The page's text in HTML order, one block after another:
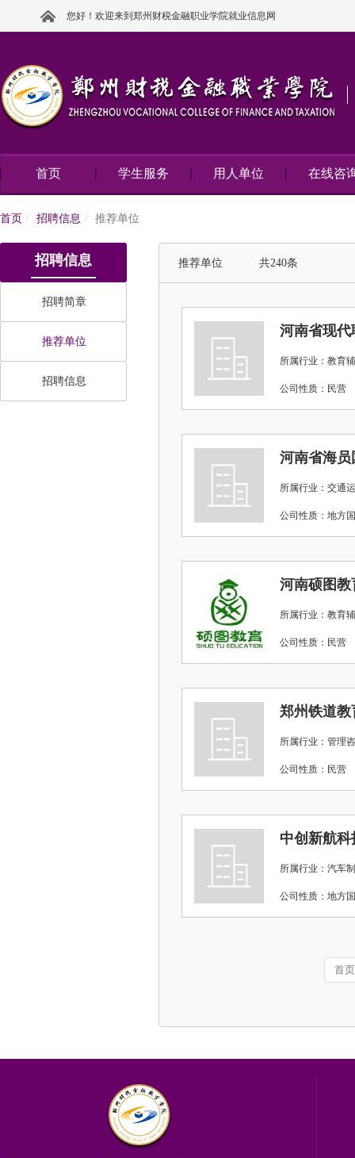
您好！欢迎来到郑州财税金融职业学院就业信息网
首页 学生服务 用人单位 在线咨
首页 招聘信息 推荐单位
招聘信息
招聘简章
推荐单位
招聘信息
推荐单位 共240条
河南省现
所属行业：教育
公司性质：民
河南省海
所属行业：交通
公司性质：地
河南硕图
所属行业：教育
公司性质：民
郑州铁道
所属行业：管理
公司性质：民
中创新航
所属行业：汽车
公司性质：地
首页